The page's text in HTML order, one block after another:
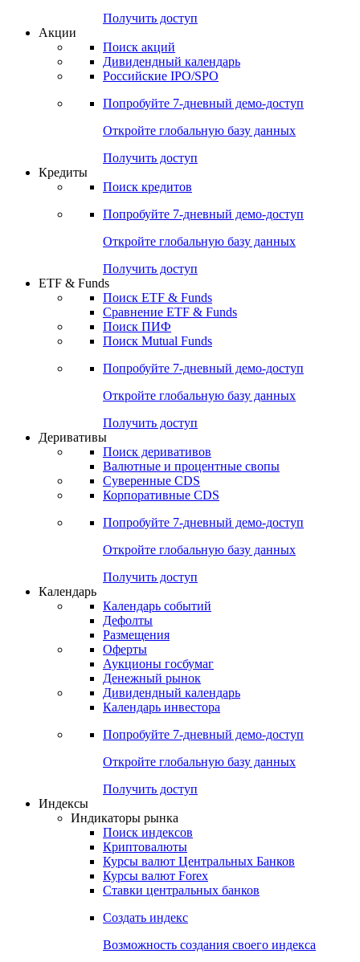
Получить доступ
Акции
Поиск акций
Дивидендный календарь
Российские IPO/SPO
Попробуйте 7-дневный демо-доступ
Откройте глобальную базу данных
Получить доступ
Кредиты
Поиск кредитов
Попробуйте 7-дневный демо-доступ
Откройте глобальную базу данных
Получить доступ
ETF & Funds
Поиск ETF & Funds
Сравнение ETF & Funds
Поиск ПИФ
Поиск Mutual Funds
Попробуйте 7-дневный демо-доступ
Откройте глобальную базу данных
Получить доступ
Деривативы
Поиск деривативов
Валютные и процентные свопы
Суверенные CDS
Корпоративные CDS
Попробуйте 7-дневный демо-доступ
Откройте глобальную базу данных
Получить доступ
Календарь
Календарь событий
Дефолты
Размещения
Оферты
Аукционы госбумаг
Денежный рынок
Дивидендный календарь
Календарь инвестора
Попробуйте 7-дневный демо-доступ
Откройте глобальную базу данных
Получить доступ
Индексы
Индикаторы рынка
Поиск индексов
Криптовалюты
Курсы валют Центральных Банков
Курсы валют Forex
Ставки центральных банков
Создать индекс
Возможность создания своего индекса